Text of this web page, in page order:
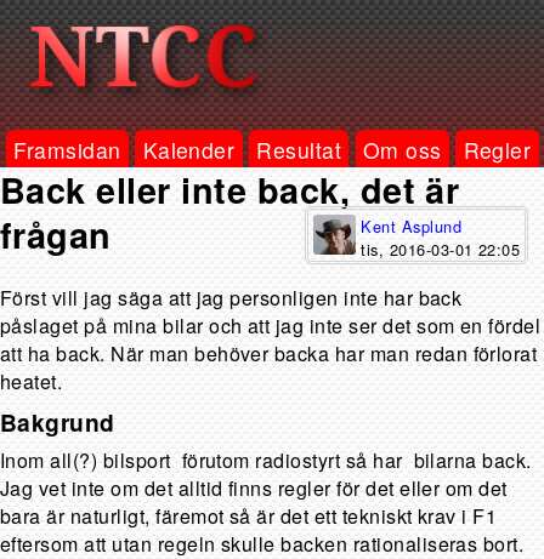
Framsidan Kalender Resultat Om oss Regler
Back eller inte back, det är
frågan
Kent Asplund
tis, 2016-03-01 22:05
Först vill jag säga att jag personligen inte har back
påslaget på mina bilar och att jag inte ser det som en fördel
att ha back. När man behöver backa har man redan förlorat
heatet.
Bakgrund
Inom all(?) bilsport förutom radiostyrt så har bilarna back.
Jag vet inte om det alltid finns regler för det eller om det
bara är naturligt, färemot så är det ett tekniskt krav i F1
eftersom att utan regeln skulle backen rationaliseras bort.